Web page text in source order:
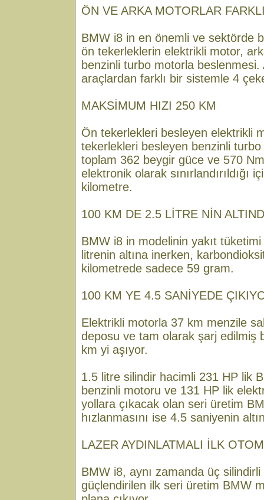
ÖN VE ARKA MOTORLAR
BMW i8 in en önemli ve sektörde
ön tekerleklerin elektrikli motor,
benzinli turbo motorla
araçlardan farklı bir sistemle 4
MAKSİMUM HIZI 250 KM
Ön tekerlekleri besleyen elektrikli
tekerlekleri besleyen benzinli
toplam 362 beygir güce ve 570
elektronik olarak sınırlandırıldığı
kilometre.
100 KM DE 2.5 LİTRE NİN
BMW i8 in modelinin yakıt
litrenin altına inerken,
kilometrede sadece 59 gram.
100 KM YE 4.5 SANİYEDE
Elektrikli motorla 37 km menzile
deposu ve tam olarak şarj edilmiş
km yi aşıyor.
1.5 litre silindir hacimli 231 HP lik
benzinli motoru ve 131 HP lik
yollara çıkacak olan seri üretim
hızlanmasını ise 4.5 saniyenin
LAZER AYDINLATMALI İLK
BMW i8, aynı zamanda üç
güçlendirilen ilk seri üretim BMW